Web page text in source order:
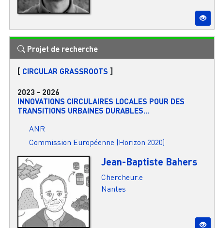
Projet de recherche
[ CIRCULAR GRASSROOTS ]
2023 - 2026
INNOVATIONS CIRCULAIRES LOCALES POUR DES
TRANSITIONS URBAINES DURABLES...
ANR
Commission Européenne (Horizon 2020)
Jean-Baptiste Bahers
Chercheur.e
Nantes